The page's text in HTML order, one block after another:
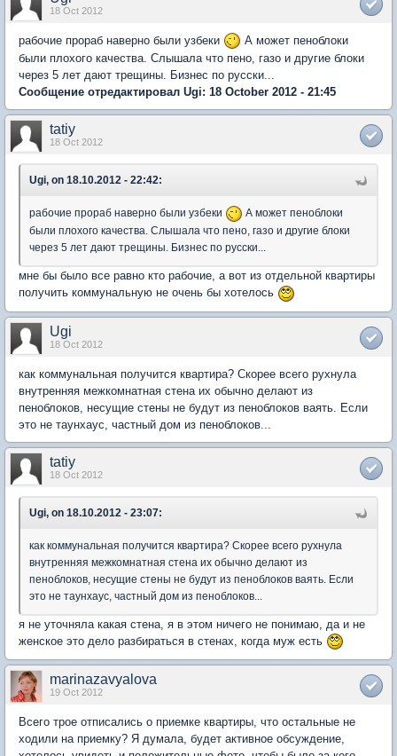
18 Oct 2012
рабочие прораб наверно были узбеки
А может пеноблоки
были плохого качества. Слышала что пено, газо и другие блоки
через 5 лет дают трещины. Бизнес по русски...
Сообщение отредактировал Ugi: 18 October 2012 - 21:45
tatiy
18 Oct 2012
Ugi, on 18.10.2012 - 22:42:
рабочие прораб наверно были узбеки
А может пеноблоки
были плохого качества. Слышала что пено, газо и другие блоки
через 5 лет дают трещины. Бизнес по русски...
мне бы было все равно кто рабочие, а вот из отдельной квартиры
получить коммунальную не очень бы хотелось
Ugi
18 Oct 2012
как коммунальная получится квартира? Скорее всего рухнула
внутренняя межкомнатная стена их обычно делают из
пеноблоков, несущие стены не будут из пеноблоков ваять. Если
это не таунхаус, частный дом из пеноблоков...
tatiy
18 Oct 2012
Ugi, on 18.10.2012 - 23:07:
как коммунальная получится квартира? Скорее всего рухнула
внутренняя межкомнатная стена их обычно делают из
пеноблоков, несущие стены не будут из пеноблоков ваять. Если
это не таунхаус, частный дом из пеноблоков...
я не уточняла какая стена, я в этом ничего не понимаю, да и не
женское это дело разбираться в стенах, когда муж есть
marinazavyalova
19 Oct 2012
Всего трое отписались о приемке квартиры, что остальные не
ходили на приемку? Я думала, будет активное обсуждение,